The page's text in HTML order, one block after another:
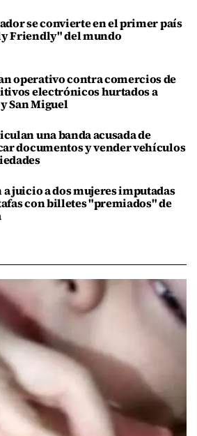
se convierte en el primer país
Friendly" del mundo
operativo contra comercios de
electrónicos hurtados a
San Miguel
una banda acusada de
documentos y vender vehículos
a juicio a dos mujeres imputadas
con billetes "premiados" de